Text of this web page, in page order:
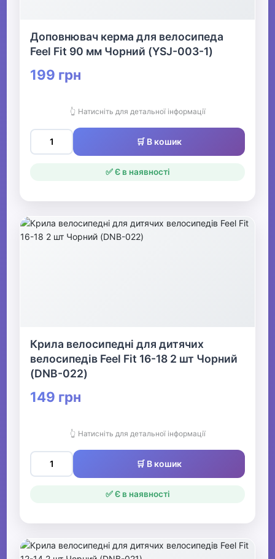
Доповнювач керма для велосипеда
Feel Fit 90 мм Чорний (YSJ-003-1)
199 грн
👆 Натисніть для детальної інформації
🛒 В кошик
✅ Є в наявності
Крила велосипедні для дитячих
велосипедів Feel Fit 16-18 2 шт Чорний
(DNB-022)
149 грн
👆 Натисніть для детальної інформації
🛒 В кошик
✅ Є в наявності